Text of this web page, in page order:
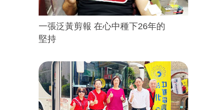
一張泛黃剪報 在心中種下26年的
堅持